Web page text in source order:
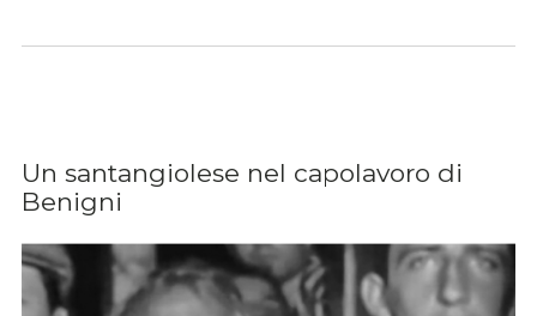
Un santangiolese nel capolavoro di
Benigni